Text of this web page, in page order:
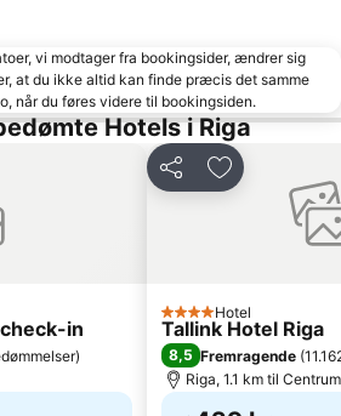
vi modtager fra bookingsider, ændrer sig
at du ikke altid kan finde præcis det samme
når du føres videre til bookingsiden.
Hotels i Riga
in
)
Del Føj til
4 Stjerner
Hotel
Tallink Hotel Riga
8,5 Fremragende (
Riga, 1.1 km til Centrum